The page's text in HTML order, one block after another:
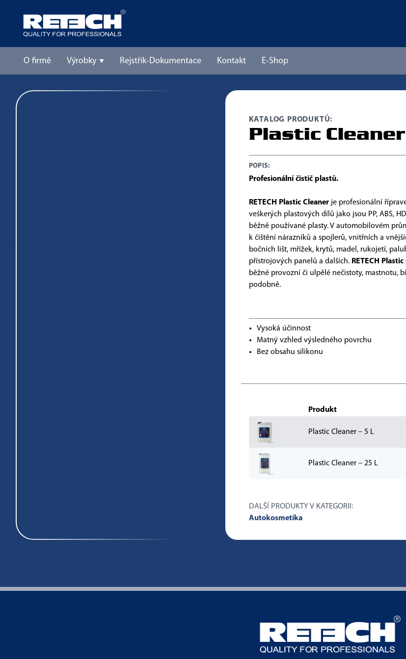
O firmě Výrobky Rejstřík-Dokumentace Kontakt E-Shop
KATALOG PRODUKTŮ:
Plastic Cleaner
POPIS:
Profesionální čistič plastů.
RETECH Plastic Cleanerje profesionální
veškerých plastových dílů jako jsou PP, ABS,
běžně používané plasty. V automobilovém
k čištění nárazníků a spojlerů, vnitřních a
bočních lišt, mřížek, krytů, madel, rukojetí,
přístrojových panelů a dalších. RETECH
běžné provozní či ulpělé nečistoty, mastnotu,
podobně.
Vysoká účinnost
Matný vzhled výsledného povrchu
Bez obsahu silikonu
Produkt
Plastic Cleaner – 5 L
Plastic Cleaner – 25 L
DALŠÍ PRODUKTY V KATEGORII:
Autokosmetika